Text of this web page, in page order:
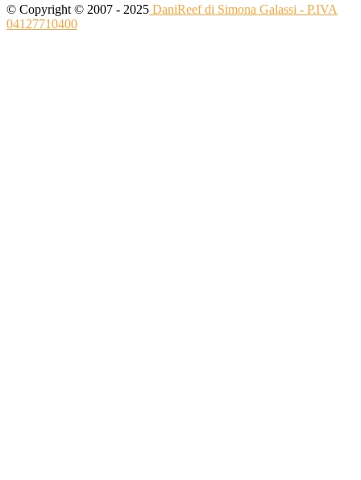
© Copyright © 2007 - 2025 DaniReef di Simona Galassi - P.IVA
04127710400